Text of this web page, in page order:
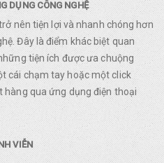
DỤNG CÔNG NGHỆ
nên tiện lợi và nhanh chóng hơn
Đây là điểm khác biệt quan
tiện ích được ưa chuộng
cái chạm tay hoặc một click
hàng qua ứng dụng điện thoại
VIỄN